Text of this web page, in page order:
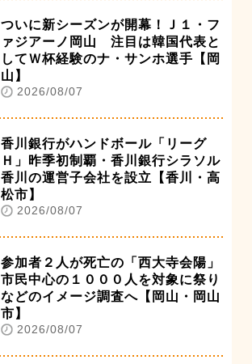
ついに新シーズンが開幕！Ｊ１・フ
ァジアーノ岡山 注目は韓国代表と
してＷ杯経験のナ・サンホ選手【岡
山】
2026/08/07
香川銀行がハンドボール「リーグ
Ｈ」昨季初制覇・香川銀行シラソル
香川の運営子会社を設立【香川・高
松市】
2026/08/07
参加者２人が死亡の「西大寺会陽」
市民中心の１０００人を対象に祭り
などのイメージ調査へ【岡山・岡山
市】
2026/08/07